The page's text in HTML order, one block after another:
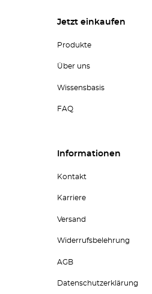
Jetzt einkaufen
Produkte
Über uns
Wissensbasis
FAQ
Informationen
Kontakt
Karriere
Versand
Widerrufsbelehrung
AGB
Datenschutzerklärung